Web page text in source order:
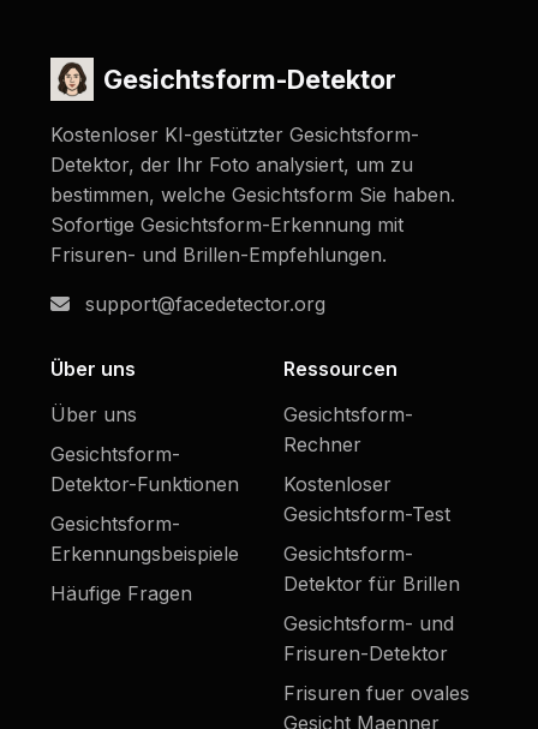
Gesichtsform-Detektor
Kostenloser KI-gestützter Gesichtsform-
Detektor, der Ihr Foto analysiert, um zu
bestimmen, welche Gesichtsform Sie haben.
Sofortige Gesichtsform-Erkennung mit
Frisuren- und Brillen-Empfehlungen.
support@facedetector.org
Über uns
Über uns
Gesichtsform-
Detektor-Funktionen
Gesichtsform-
Erkennungsbeispiele
Häufige Fragen
Ressourcen
Gesichtsform-
Rechner
Kostenloser
Gesichtsform-Test
Gesichtsform-
Detektor für Brillen
Gesichtsform- und
Frisuren-Detektor
Frisuren fuer ovales
Gesicht Maenner